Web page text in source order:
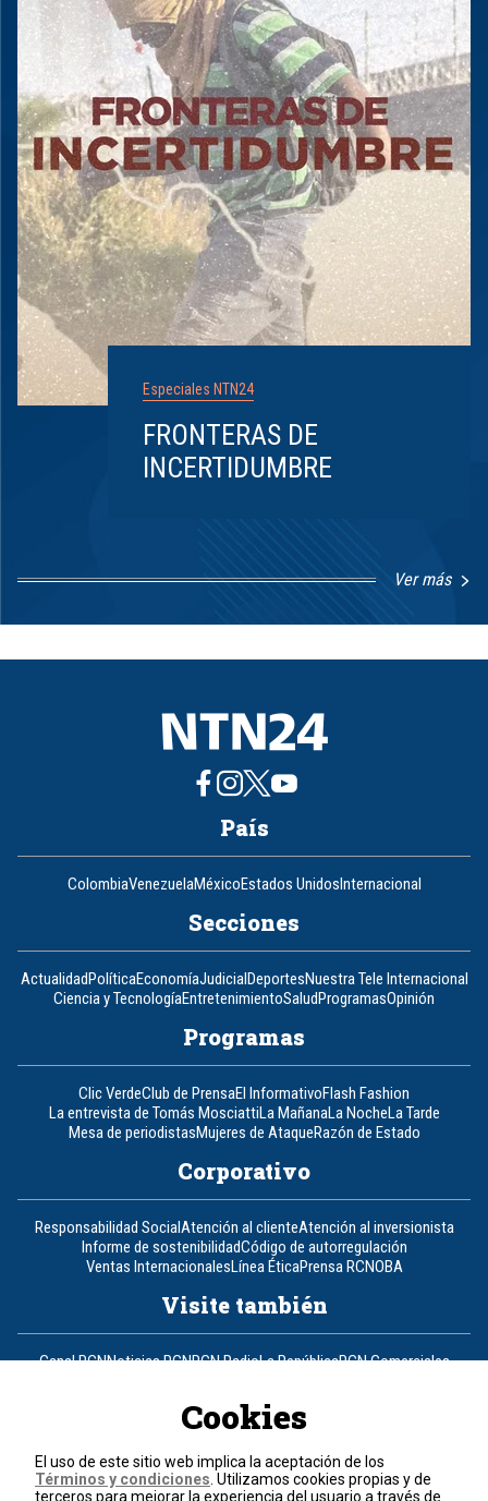
Especiales NTN24
FRONTERAS DE
INCERTIDUMBRE
Ver más
1
8
País
ColombiaVenezuelaMéxicoEstados UnidosInternacional
Secciones
ActualidadPolíticaEconomíaJudicialDeportesNuestra Tele Internacional
Ciencia y TecnologíaEntretenimientoSaludProgramasOpinión
Programas
Clic VerdeClub de PrensaEl InformativoFlash Fashion
La entrevista de Tomás MosciattiLa MañanaLa NocheLa Tarde
Mesa de periodistasMujeres de AtaqueRazón de Estado
Corporativo
Responsabilidad SocialAtención al clienteAtención al inversionista
Informe de sostenibilidadCódigo de autorregulación
Ventas InternacionalesLínea ÉticaPrensa RCNOBA
Visite también
Canal RCNNoticias RCNRCN RadioLa RepúblicaRCN Comerciales
Un producto de RCN Televisión
Contáctenos
Teléfono+57 (601) 426 92 92
Cookies
El uso de este sitio web implica la aceptación de los
Términos y condiciones . Utilizamos cookies propias y de
terceros para mejorar la experiencia del usuario a través de